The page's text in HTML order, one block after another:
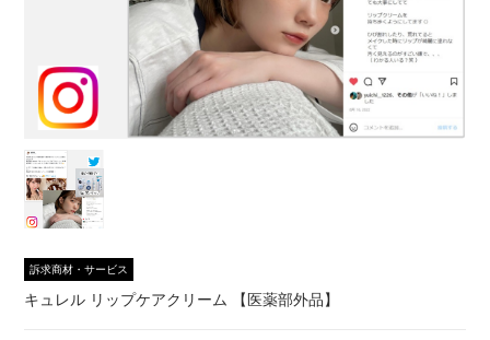
訴求商材・サービス
キュレル リップケアクリーム 【医薬部外品】